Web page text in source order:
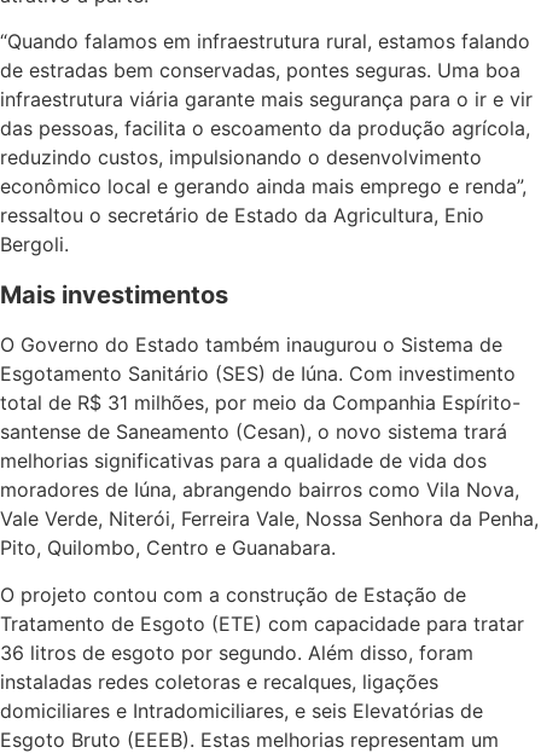
“Quando falamos em infraestrutura rural, estamos falando
de estradas bem conservadas, pontes seguras. Uma boa
infraestrutura viária garante mais segurança para o ir e vir
das pessoas, facilita o escoamento da produção agrícola,
reduzindo custos, impulsionando o desenvolvimento
econômico local e gerando ainda mais emprego e renda”,
ressaltou o secretário de Estado da Agricultura, Enio
Bergoli.
Mais investimentos
O Governo do Estado também inaugurou o Sistema de
Esgotamento Sanitário (SES) de Iúna. Com investimento
total de R$ 31 milhões, por meio da Companhia Espírito-
santense de Saneamento (Cesan), o novo sistema trará
melhorias significativas para a qualidade de vida dos
moradores de Iúna, abrangendo bairros como Vila Nova,
Vale Verde, Niterói, Ferreira Vale, Nossa Senhora da Penha,
Pito, Quilombo, Centro e Guanabara.
O projeto contou com a construção de Estação de
Tratamento de Esgoto (ETE) com capacidade para tratar
36 litros de esgoto por segundo. Além disso, foram
instaladas redes coletoras e recalques, ligações
domiciliares e Intradomiciliares, e seis Elevatórias de
Esgoto Bruto (EEEB). Estas melhorias representam um